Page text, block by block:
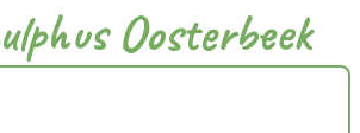
Oosterbeek